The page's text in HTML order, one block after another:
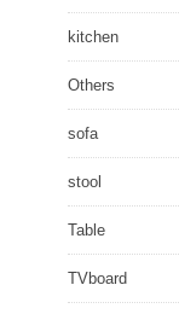
kitchen
Others
sofa
stool
Table
TVboard